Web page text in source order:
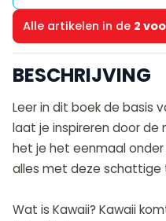
Alle artikelen in de 2
BESCHRIJVING
Leer in dit boek de basis
laat je inspireren door de
het je het eenmaal onder
alles met deze schattige
Wat is Kawaii? Kawaii